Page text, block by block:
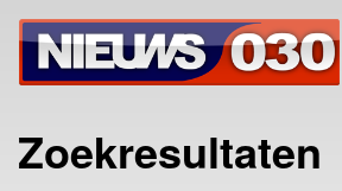
Zoekresultaten